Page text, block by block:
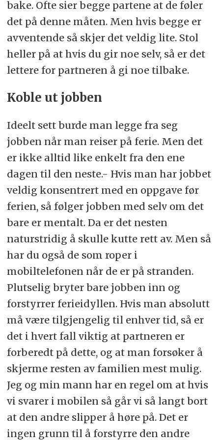
bake. Ofte sier begge partene at de føler
det på denne måten. Men hvis begge er
avventende så skjer det veldig lite. Stol
heller på at hvis du gir noe selv, så er det
lettere for partneren å gi noe tilbake.
Koble ut jobben
Ideelt sett burde man legge fra seg
jobben når man reiser på ferie. Men det
er ikke alltid like enkelt fra den ene
dagen til den neste.- Hvis man har jobbet
veldig konsentrert med en oppgave før
ferien, så følger jobben med selv om det
bare er mentalt. Da er det nesten
naturstridig å skulle kutte rett av. Men så
har du også de som roper i
mobiltelefonen når de er på stranden.
Plutselig bryter bare jobben inn og
forstyrrer ferieidyllen. Hvis man absolutt
må være tilgjengelig til enhver tid, så er
det i hvert fall viktig at partneren er
forberedt på dette, og at man forsøker å
skjerme resten av familien mest mulig.
Jeg og min mann har en regel om at hvis
vi svarer i mobilen så går vi så langt bort
at den andre slipper å høre på. Det er
ingen grunn til å forstyrre den andre